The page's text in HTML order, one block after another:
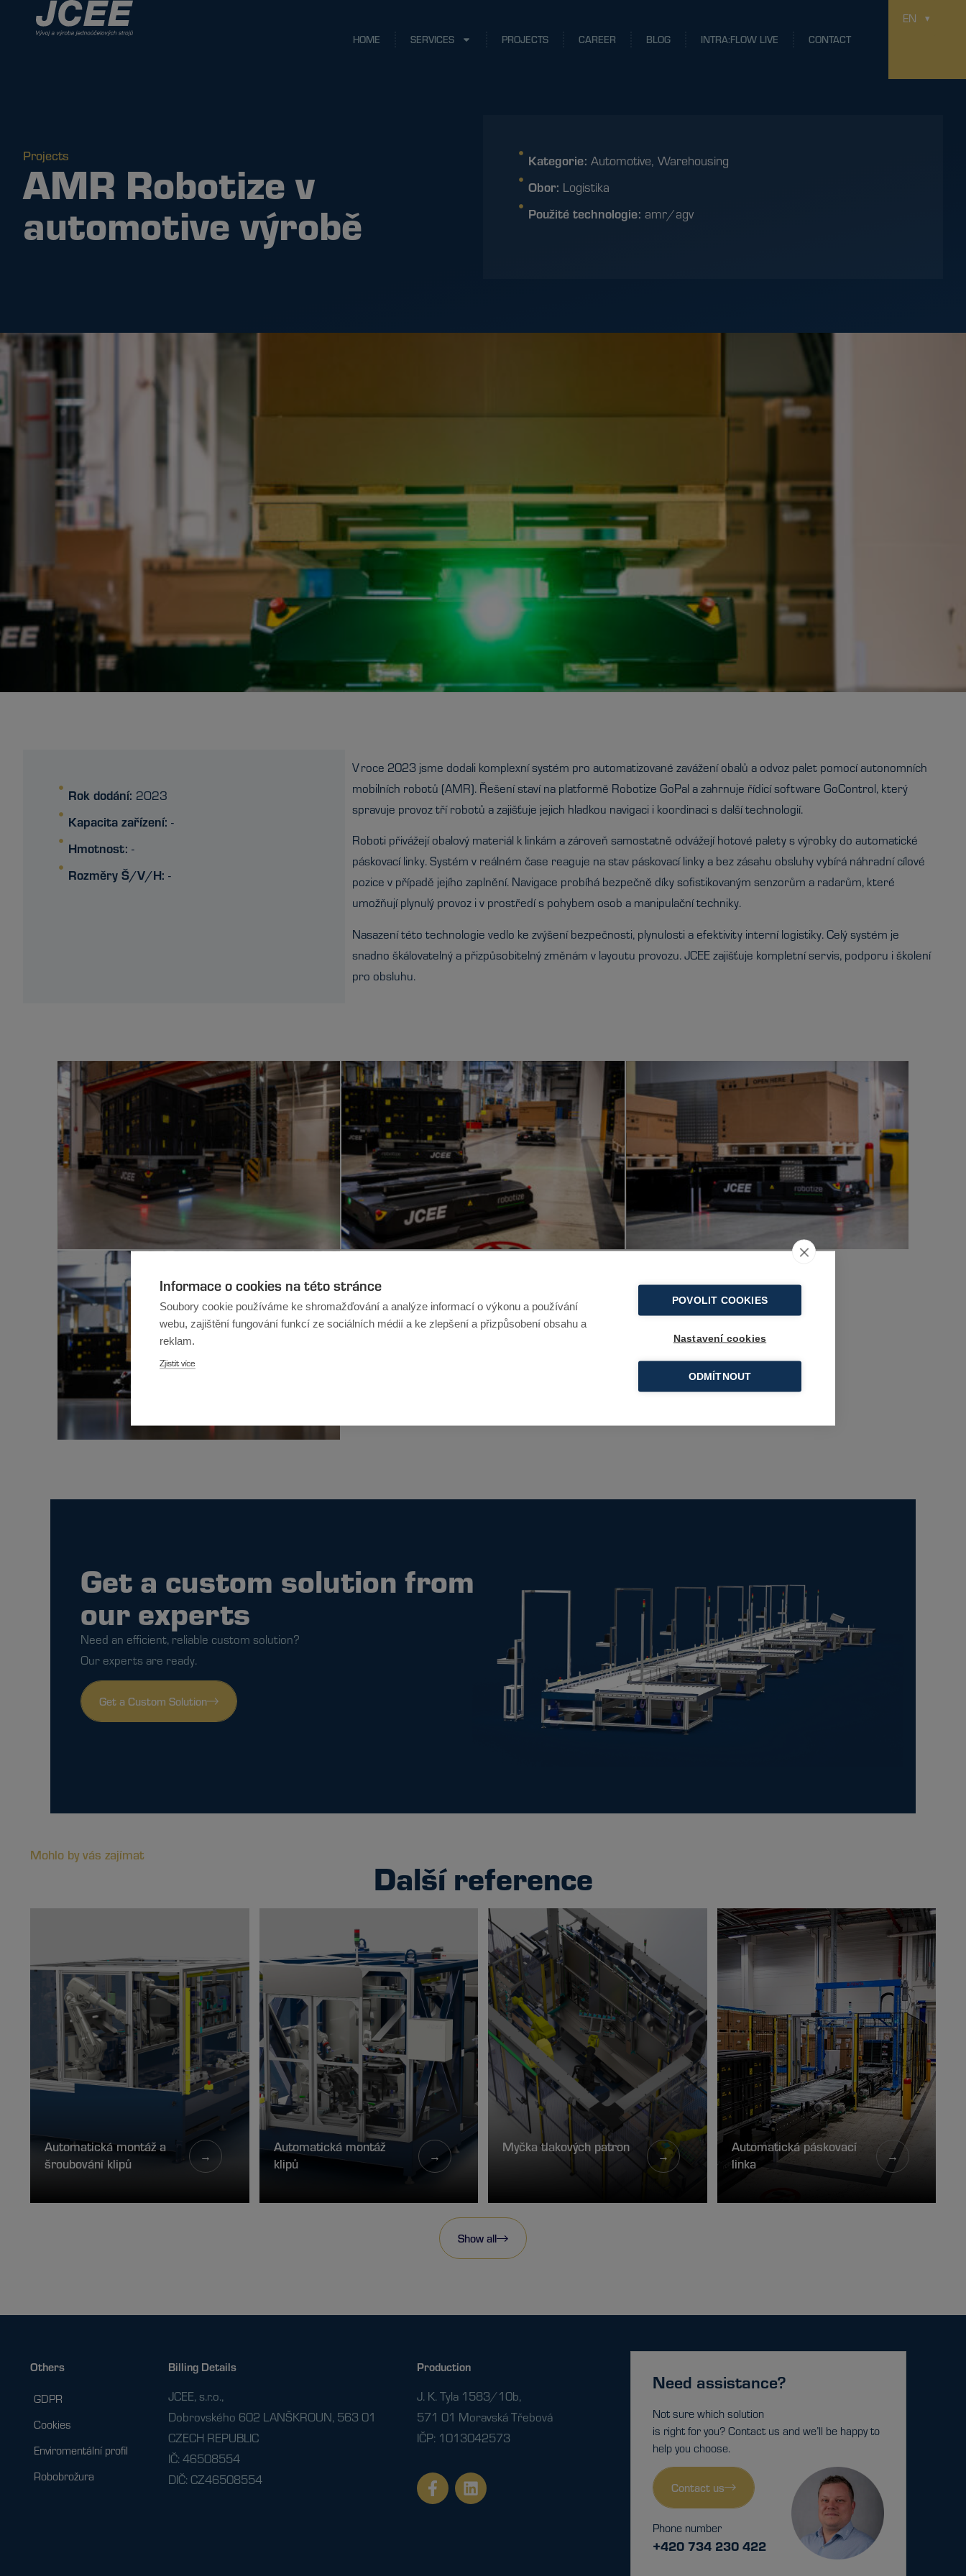
HOME SERVICES PROJECTS CAREER BLOG INTRA:FLOW LIVE CONTACT
EN
Projects
AMR Robotize v
automotive výrobě
Kategorie: Automotive, Warehousing
Obor: Logistika
Použité technologie: amr/agv
Rok dodání: 2023
Kapacita zařízení: -
Hmotnost: -
Rozměry Š/V/H: -
V roce 2023 jsme dodali komplexní systém pro automatizované zavážení obalů a odvoz palet pomocí autonomních
mobilních robotů (AMR). Řešení staví na platformě Robotize GoPal a zahrnuje řídicí software GoControl, který
spravuje provoz tří robotů a zajišťuje jejich hladkou navigaci i koordinaci s další technologií.
Roboti přivážejí obalový materiál k linkám a zároveň samostatně odvážejí hotové palety s výrobky do automatické
páskovací linky. Systém v reálném čase reaguje na stav páskovací linky a bez zásahu obsluhy vybírá náhradní cílové
pozice v případě jejího zaplnění. Navigace probíhá bezpečně díky sofistikovaným senzorům a radarům, které
umožňují plynulý provoz i v prostředí s pohybem osob a manipulační techniky.
Nasazení této technologie vedlo ke zvýšení bezpečnosti, plynulosti a efektivity interní logistiky. Celý systém je
snadno škálovatelný a přizpůsobitelný změnám v layoutu provozu. JCEE zajišťuje kompletní servis, podporu i školení
pro obsluhu.
Get a custom solution from
our experts
Need an efficient, reliable custom solution?
Our experts are ready.
Get a Custom Solution
Mohlo by vás zajímat
Další reference
Automatická montáž a
šroubování klipů
→
Automatická montáž
klipů
→
Myčka tlakových patron
→
Automatická páskovací
linka
→
Show all
Others
GDPR
Cookies
Enviromentální profil
Robobrožura
Billing Details
JCEE, s.r.o.,
Dobrovského 602 LANŠKROUN, 563 01
CZECH REPUBLIC
IČ: 46508554
DIČ: CZ46508554
Production
J. K. Tyla 1583/10b,
571 01 Moravská Třebová
IČP: 1013042573
Need assistance?
Not sure which solution
is right for you? Contact us and we’ll be happy to
help you choose.
Contact us
Phone number
+420 734 230 422
Informace o cookies na této stránce
Soubory cookie používáme ke shromažďování a analýze informací o výkonu a používání
webu, zajištění fungování funkcí ze sociálních médií a ke zlepšení a přizpůsobení obsahu a
reklam.
Zjistit více
POVOLIT COOKIES
Nastavení cookies
ODMÍTNOUT